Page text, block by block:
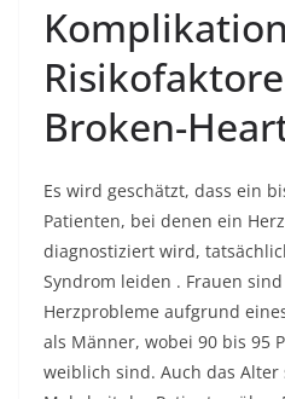
Broken-
Es wird geschätzt, dass ein
Patienten, bei denen ein
diagnostiziert wird,
Syndrom leiden . Frauen
Herzprobleme aufgrund
als Männer, wobei 90 bis 95
weiblich sind. Auch das